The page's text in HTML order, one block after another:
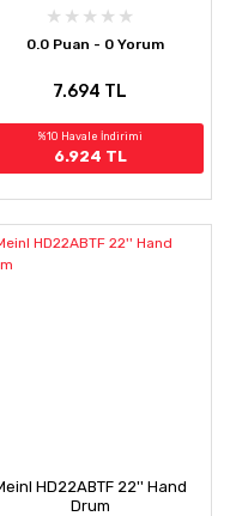
0.0 Puan - 0 Yorum
7.694 TL
%10 Havale İndirimi
6.924 TL
HD22ABTF 22'' Hand
Drum